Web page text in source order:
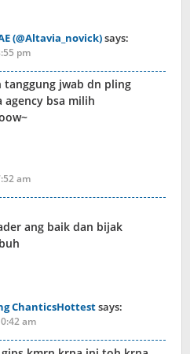
(@Altavia_novick)says:
pm
tanggung jwab dn pling
bsa milih
am
ang baik dan bijak
ChanticsHottestsays:
am